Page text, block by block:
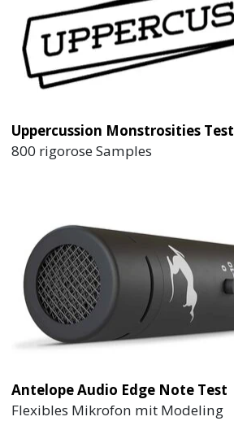
Uppercussion Monstrosities Test
800 rigorose Samples
Antelope Audio Edge Note Test
Flexibles Mikrofon mit Modeling